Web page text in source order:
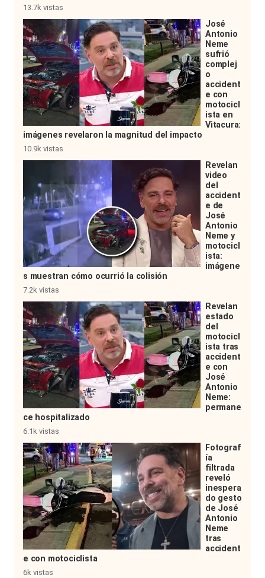
13.7k vistas
José
Antonio
Neme
sufrió
complej
o
accident
e con
motocicl
ista en
Vitacura:
imágenes revelaron la magnitud del impacto
10.9k vistas
Revelan
video
del
accident
e de
José
Antonio
Neme y
motocicl
ista:
imágene
s muestran cómo ocurrió la colisión
7.2k vistas
Revelan
estado
del
motocicl
ista tras
accident
e con
José
Antonio
Neme:
permane
ce hospitalizado
6.1k vistas
Fotograf
ía
filtrada
reveló
inespera
do gesto
de José
Antonio
Neme
tras
accident
e con motociclista
6k vistas